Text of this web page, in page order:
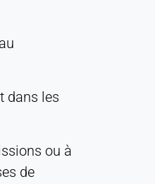
dans les
ou à
de